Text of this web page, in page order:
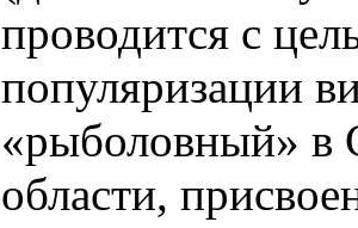
проводится с
популяризации
«рыболовный» в
области,